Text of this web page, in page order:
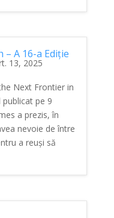
A 16-a Ediție
13, 2025
Next Frontier in
pe 9
a prezis, în
nevoie de între
a reuși să